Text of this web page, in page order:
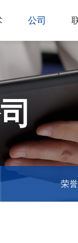
雕刻机
热门应用
薄膜切割
玻璃
礼赠品
首饰
印章
陈列展示
服饰和纺织
公司
关于我们
经营理念
创新技术
客户服务
荣誉和认证
客户服务
成为代理商
其他问题
GCC 联系信息
GCC
代理
荣